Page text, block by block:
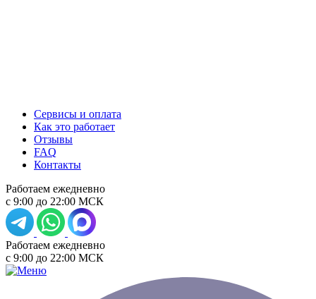
Сервисы и оплата
Как это работает
Отзывы
FAQ
Контакты
Работаем ежедневно
с 9:00 до 22:00 МСК
Работаем ежедневно
с 9:00 до 22:00 МСК